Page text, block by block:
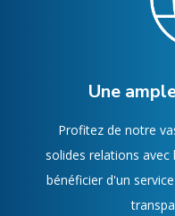
Une
Profitez de notre
solides relations
bénéficier d'un